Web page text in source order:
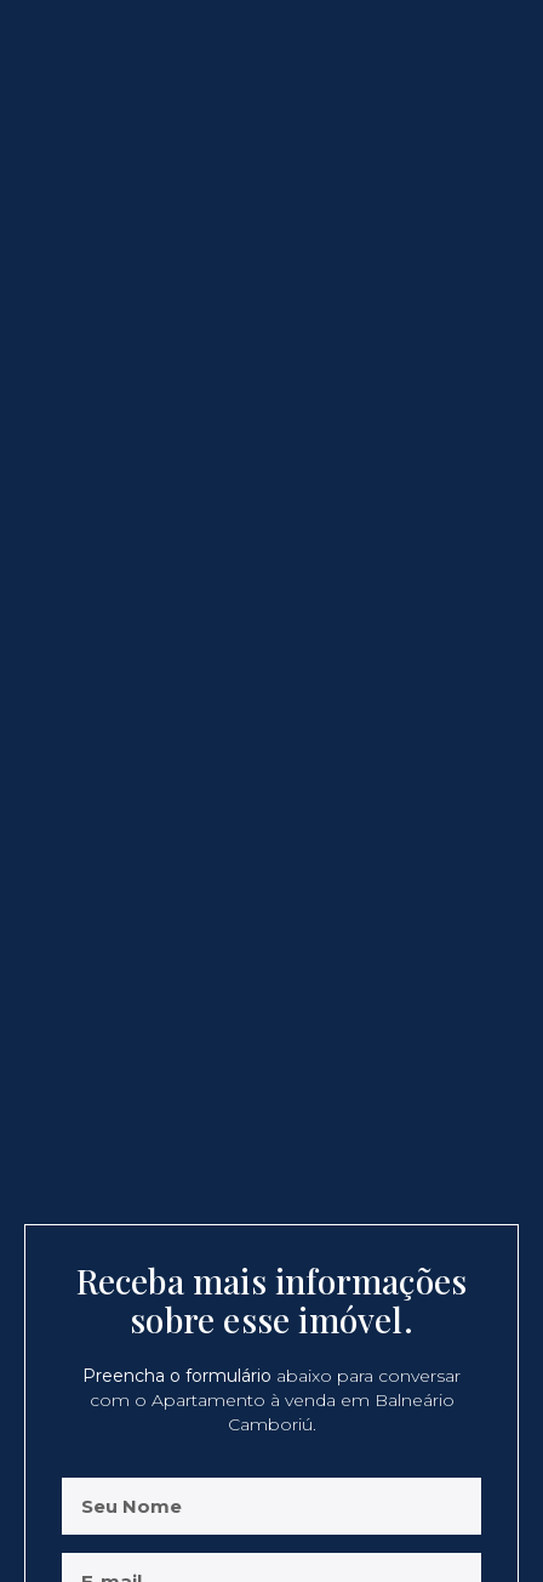
Receba mais informações
sobre esse imóvel.
Preencha o formulário abaixo para conversar
com o Apartamento à venda em Balneário
Camboriú.